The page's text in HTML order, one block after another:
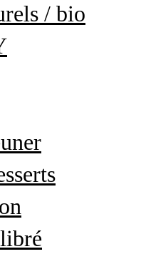
/ bio